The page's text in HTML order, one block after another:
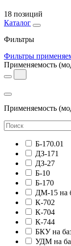
18 позиций
Каталог
Фильтры
Фильтры
Применяемость
Применяемость
Б-170.01
ДЗ-171
ДЗ-27
Б-10
Б-170
ДМ-15 на
К-702
К-704
К-744
БКУ на
УДМ на